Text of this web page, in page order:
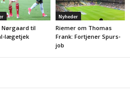
Nørgaard til
lægetjek
Nyheder
Riemer om Thomas
Frank: Fortjener Spurs-
job